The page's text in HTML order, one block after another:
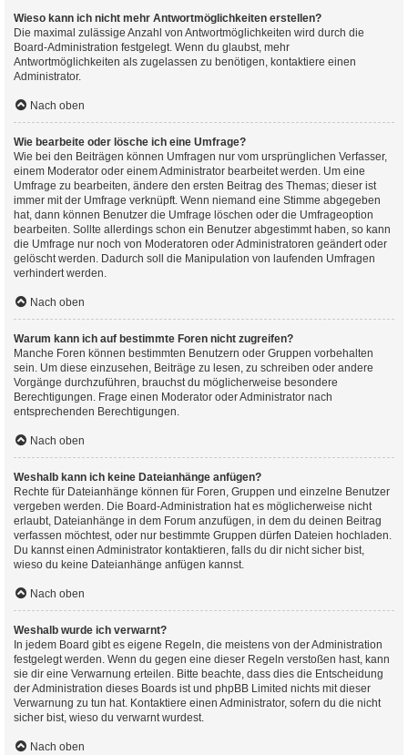
Wieso kann ich nicht mehr Antwortmöglichkeiten erstellen?
Die maximal zulässige Anzahl von Antwortmöglichkeiten wird durch die
Board-Administration festgelegt. Wenn du glaubst, mehr
Antwortmöglichkeiten als zugelassen zu benötigen, kontaktiere einen
Administrator.
Nach oben
Wie bearbeite oder lösche ich eine Umfrage?
Wie bei den Beiträgen können Umfragen nur vom ursprünglichen Verfasser,
einem Moderator oder einem Administrator bearbeitet werden. Um eine
Umfrage zu bearbeiten, ändere den ersten Beitrag des Themas; dieser ist
immer mit der Umfrage verknüpft. Wenn niemand eine Stimme abgegeben
hat, dann können Benutzer die Umfrage löschen oder die Umfrageoption
bearbeiten. Sollte allerdings schon ein Benutzer abgestimmt haben, so kann
die Umfrage nur noch von Moderatoren oder Administratoren geändert oder
gelöscht werden. Dadurch soll die Manipulation von laufenden Umfragen
verhindert werden.
Nach oben
Warum kann ich auf bestimmte Foren nicht zugreifen?
Manche Foren können bestimmten Benutzern oder Gruppen vorbehalten
sein. Um diese einzusehen, Beiträge zu lesen, zu schreiben oder andere
Vorgänge durchzuführen, brauchst du möglicherweise besondere
Berechtigungen. Frage einen Moderator oder Administrator nach
entsprechenden Berechtigungen.
Nach oben
Weshalb kann ich keine Dateianhänge anfügen?
Rechte für Dateianhänge können für Foren, Gruppen und einzelne Benutzer
vergeben werden. Die Board-Administration hat es möglicherweise nicht
erlaubt, Dateianhänge in dem Forum anzufügen, in dem du deinen Beitrag
verfassen möchtest, oder nur bestimmte Gruppen dürfen Dateien hochladen.
Du kannst einen Administrator kontaktieren, falls du dir nicht sicher bist,
wieso du keine Dateianhänge anfügen kannst.
Nach oben
Weshalb wurde ich verwarnt?
In jedem Board gibt es eigene Regeln, die meistens von der Administration
festgelegt werden. Wenn du gegen eine dieser Regeln verstoßen hast, kann
sie dir eine Verwarnung erteilen. Bitte beachte, dass dies die Entscheidung
der Administration dieses Boards ist und phpBB Limited nichts mit dieser
Verwarnung zu tun hat. Kontaktiere einen Administrator, sofern du die nicht
sicher bist, wieso du verwarnt wurdest.
Nach oben